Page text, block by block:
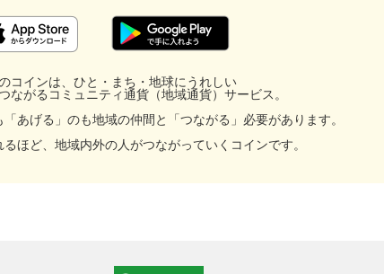
コインは、ひと・まち・地球にうれしい
ながるコミュニティ通貨（地域通貨）サービス。
あげる」のも地域の仲間と「つながる」必要があります。
ほど、地域内外の人がつながっていくコインです。